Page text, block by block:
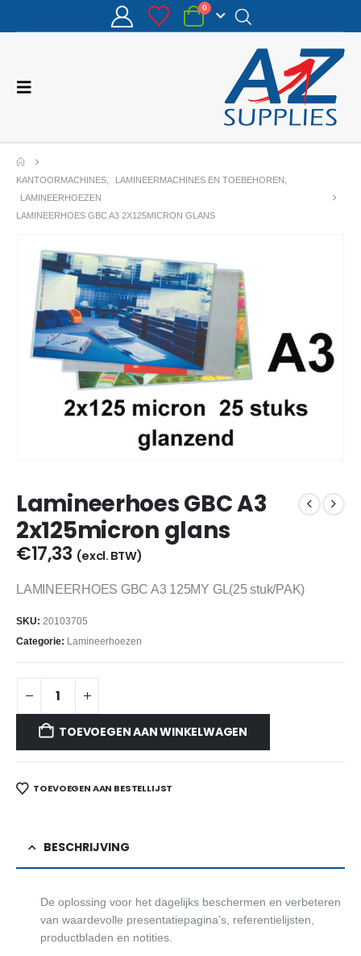
0
KANTOORMACHINES LAMINEERMACHINES EN TOEBEHOREN
LAMINEERHOEZEN
LAMINEERHOES GBC A3 2X125MICRON GLANS
Lamineerhoes GBC A3
2x125micron glans
€17,33 (excl. BTW)
LAMINEERHOES GBC A3 125MY GL(25 stuk/PAK)
SKU: 20103705
Categorie: Lamineerhoezen
TOEVOEGEN AAN WINKELWAGEN
TOEVOEGEN AAN BESTELLIJST
BESCHRIJVING
De oplossing voor het dagelijks beschermen en verbeteren
van waardevolle presentatiepagina’s, referentielijsten,
productbladen en notities.